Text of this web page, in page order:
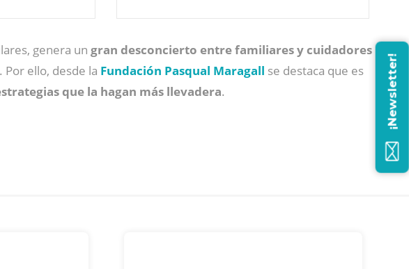
genera un gran desconcierto entre familiares y cuidadores
ello, desde la Fundación Pasqual Maragall se destaca que es
que la hagan más llevadera. ¡Newsletter!